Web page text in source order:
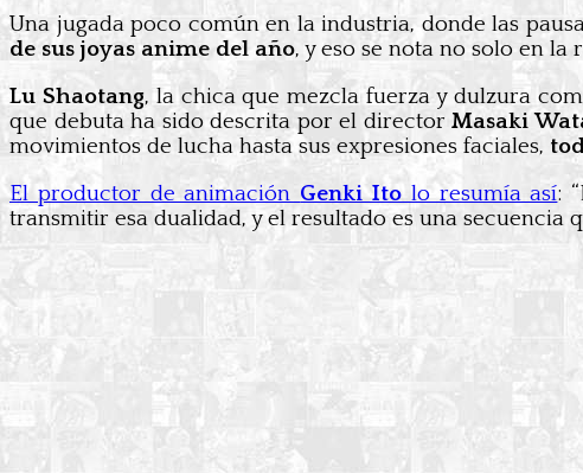
Una jugada poco común en la industria, donde las
de sus joyas anime del año, y eso se nota no solo en
Lu Shaotang, la chica que mezcla fuerza y dulzura
que debuta ha sido descrita por el director Masaki
movimientos de lucha hasta sus expresiones faciales,
El productor de animación Genki Itolo resumía así:
transmitir esa dualidad, y el resultado es una